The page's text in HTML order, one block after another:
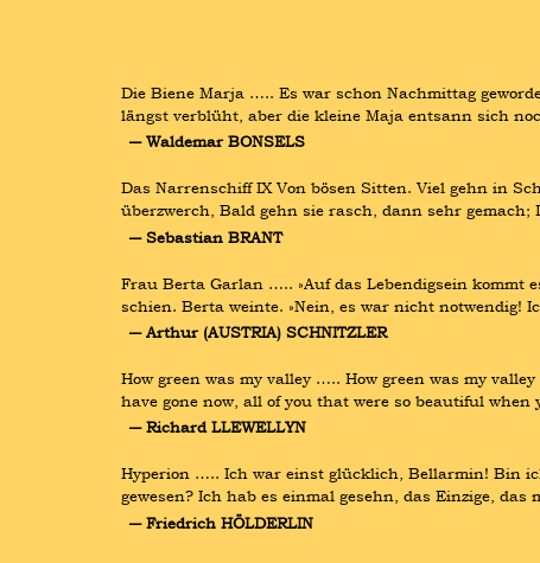
Die Biene Marja ….. Es war schon Nachmittag
längst verblüht, aber die kleine Maja entsann sich
― Waldemar BONSELS
Das Narrenschiff IX Von bösen Sitten. Viel gehn in
überzwerch, Bald gehn sie rasch, dann sehr
― Sebastian BRANT
Frau Berta Garlan ….. »Auf das Lebendigsein kommt
schien. Berta weinte. »Nein, es war nicht notwendig!
― Arthur (AUSTRIA) SCHNITZLER
How green was my valley ….. How green was my
have gone now, all of you that were so beautiful
― Richard LLEWELLYN
Hyperion ….. Ich war einst glücklich, Bellarmin! Bin
gewesen? Ich hab es einmal gesehn, das Einzige,
― Friedrich HÖLDERLIN